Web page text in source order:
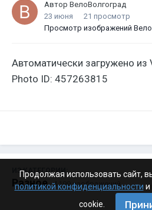
Автор ВелоВолгоград
23 июня
21 просмотр
Просмотр изображений
Автоматически загружено из
Photo ID: 457263815
ИЗ КАТЕГОРИИ:
Разное · 4 199 изображений
Продолжая использовать сайт,
политикой конфиденциальности и
cookie.